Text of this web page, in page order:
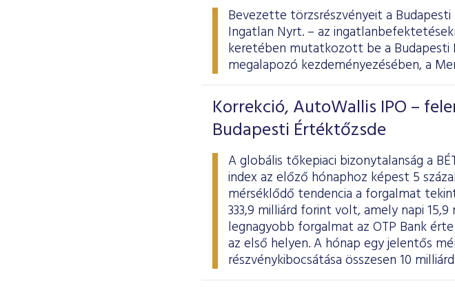
Bevezette törzsrészvényeit a
Ingatlan Nyrt. – az
keretében mutatkozott be a Budapesti
megalapozó kezdeményezésében, a
Korrekció, AutoWallis IPO –
Budapesti Értéktőzsde
A globális tőkepiaci bizonytalanság a
index az előző hónaphoz képest 5
mérséklődő tendencia a forgalmat
333,9 milliárd forint volt, amely napi
legnagyobb forgalmat az OTP Bank
az első helyen. A hónap egy jelentős
részvénykibocsátása összesen 10